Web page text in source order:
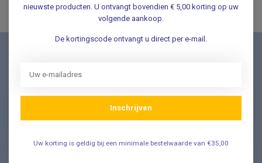
Schrijf u in voor onze nieuwsbrief en ontvang als eerste
nieuwste producten. U ontvangt bovendien € 5,00 korting op uw
volgende aankoop.
De kortingscode ontvangt u direct per e-mail.
Inschrijven
Uw korting is geldig bij een minimale bestelwaarde van €35,00